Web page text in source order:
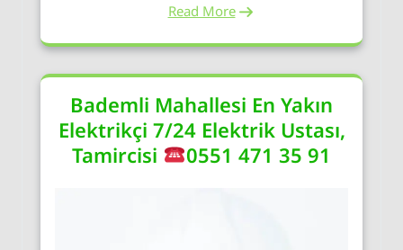
Read More
Bademli Mahallesi En Yakın
Elektrikçi 7/24 Elektrik Ustası,
Tamircisi
0551 471 35 91